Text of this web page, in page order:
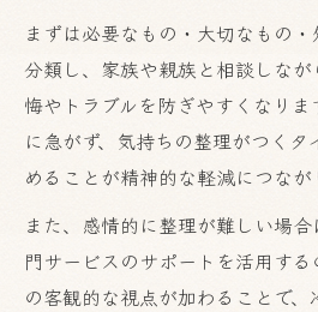
まずは必要なもの・大切なもの
分類し、家族や親族と相談しな
悔やトラブルを防ぎやすくなりま
に急がず、気持ちの整理がつく
めることが精神的な軽減につなが
また、感情的に整理が難しい場
門サービスのサポートを活用す
の客観的な視点が加わることで、